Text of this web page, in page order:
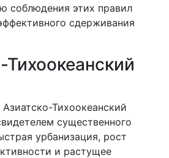
соблюдения этих правил
сдерживания
Тихоокеанский
Тихоокеанский
существенного
урбанизация, рост
и растущее